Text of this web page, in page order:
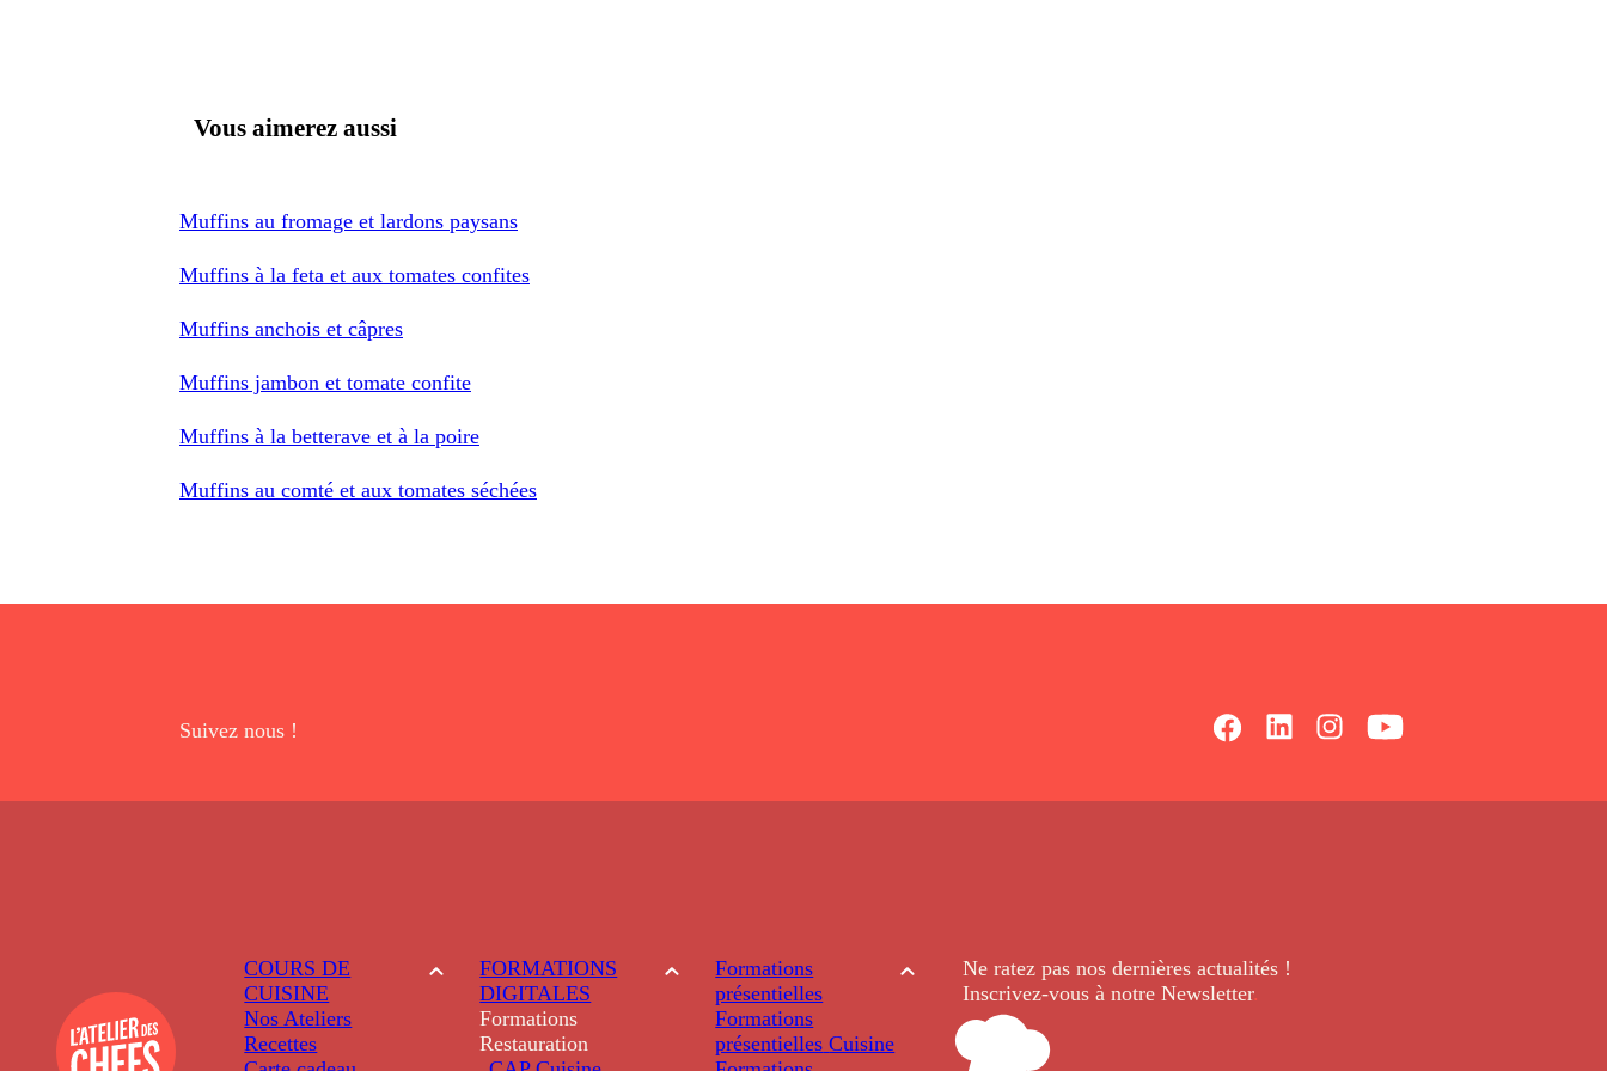
Vous aimerez aussi
Muffins au fromage et lardons paysans
Muffins à la feta et aux tomates confites
Muffins anchois et câpres
Muffins jambon et tomate confite
Muffins à la betterave et à la poire
Muffins au comté et aux tomates séchées
Suivez nous !
COURS DE
CUISINE
Nos Ateliers
Recettes
FORMATIONS
DIGITALES
Formations
Restauration
Formations
présentielles
Formations
présentielles Cuisine
Ne ratez pas nos dernièresactualités !
Inscrivez-vous à notre Newsletter.